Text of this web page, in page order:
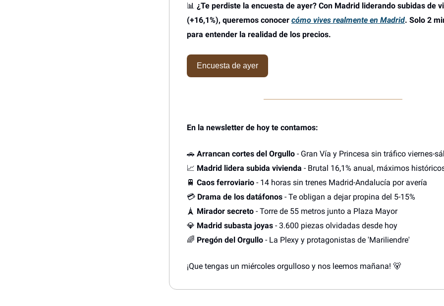
📊 ¿Te perdiste la encuesta de ayer? Con Madrid liderando subidas de
(+16,1%), queremos conocer cómo vives realmente en Madrid. Solo 2
para entender la realidad de los precios.
Encuesta de ayer
En la newsletter de hoy te contamos:
🚗 Arrancan cortes del Orgullo - Gran Vía y Princesa sin tráfico viernes-
📈 Madrid lidera subida vivienda - Brutal 16,1% anual, máximos
🚆 Caos ferroviario - 14 horas sin trenes Madrid-Andalucía por avería
💳 Drama de los datáfonos - Te obligan a dejar propina del 5-15%
🗼 Mirador secreto - Torre de 55 metros junto a Plaza Mayor
💎 Madrid subasta joyas - 3.600 piezas olvidadas desde hoy
🌈 Pregón del Orgullo - La Plexy y protagonistas de 'Mariliendre'
¡Que tengas un miércoles orgulloso y nos leemos mañana! 🐻